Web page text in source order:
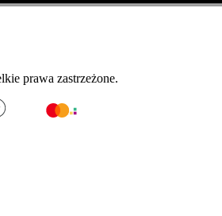
prawa zastrzeżone.